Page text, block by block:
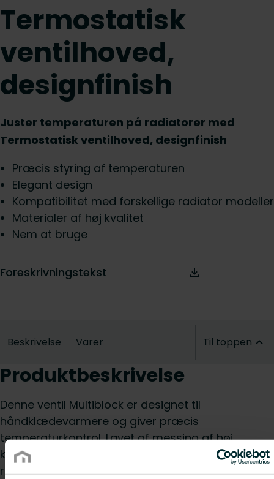
Termostatisk
ventilhoved,
designfinish
Juster temperaturen på radiatorer med
Termostatisk ventilhoved, designfinish
Præcis styring af temperaturen
Elegant design
Kompatibilitet med forskellige radiator modeller
Materialer af høj kvalitet
Nem at bruge
Foreskrivningstekst
Beskrivelse Varer Til toppen
Produktbeskrivelse
Denne ventil Multiblock er designet til
håndklædevarmere og giver præcis
temperaturkontrol. Lavet af messing af høj
kvalitet, er den kompatibel med forskellige
radiator modeller. Termostatisk ventilhoved,